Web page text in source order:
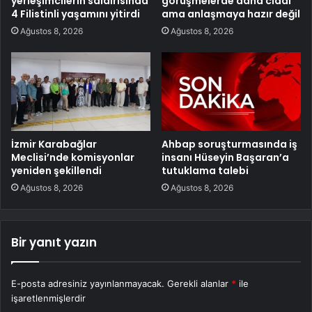
4 Filistinli yaşamını yitirdi
Ağustos 8, 2026
ama anlaşmaya hazır değil
Ağustos 8, 2026
İzmir Karabağlar
Meclisi’nde komisyonlar
yeniden şekillendi
Ağustos 8, 2026
Ahbap soruşturmasında iş
insanı Hüseyin Başaran’a
tutuklama talebi
Ağustos 8, 2026
Bir yanıt yazın
E-posta adresiniz yayınlanmayacak. Gerekli alanlar * ile
işaretlenmişlerdir